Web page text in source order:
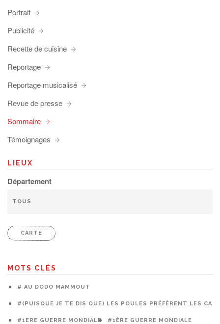
Portrait
Publicité
Recette de cuisine
Reportage
Reportage musicalisé
Revue de presse
Sommaire
Témoignages
LIEUX
Département
CARTE
MOTS CLÉS
# AU DODO MAMMOUT
#(PUISQUE JE TE DIS QUE) LES POULES PRÉFÈRENT LES
#1ERE GUERRE MONDIALE #1ÈRE GUERRE MONDIALE